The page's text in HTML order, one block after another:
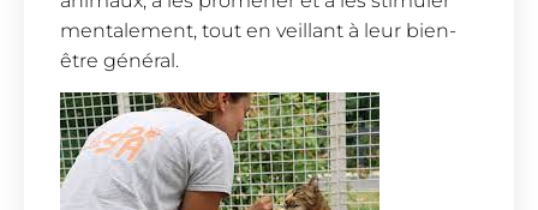
mentalement, tout en veillant à leur bien-
être général.